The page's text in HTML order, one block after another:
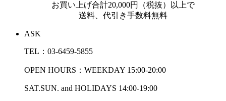
お買い上げ合計20,000円（税抜）以上で
送料、代引き手数料無料
ASK
TEL：03-6459-5855
OPEN HOURS：WEEKDAY 15:00-20:00
SAT.SUN. and HOLIDAYS 14:00-19:00